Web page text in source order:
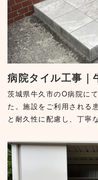
病院タイル工事｜
茨城県牛久市のO病院に
た。施設をご利用される
と耐久性に配慮し、丁寧